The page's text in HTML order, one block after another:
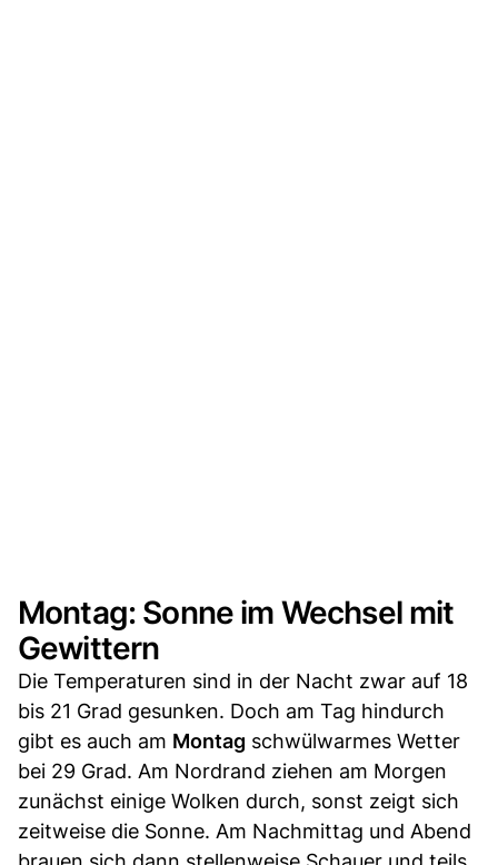
Montag: Sonne im Wechsel mit
Gewittern
Die Temperaturen sind in der Nacht zwar auf 18
bis 21 Grad gesunken. Doch am Tag hindurch
gibt es auch am Montag schwülwarmes Wetter
bei 29 Grad. Am Nordrand ziehen am Morgen
zunächst einige Wolken durch, sonst zeigt sich
zeitweise die Sonne. Am Nachmittag und Abend